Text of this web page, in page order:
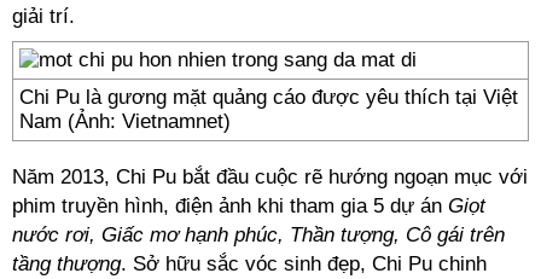
giải trí.
Chi Pu là gương mặt quảng cáo được yêu thích tại Việt
Nam (Ảnh: Vietnamnet)
Năm 2013, Chi Pu bắt đầu cuộc rẽ hướng ngoạn mục với
phim truyền hình, điện ảnh khi tham gia 5 dự án Giọt
nước rơi, Giấc mơ hạnh phúc, Thần tượng, Cô gái trên
tầng thượng. Sở hữu sắc vóc sinh đẹp, Chi Pu chinh